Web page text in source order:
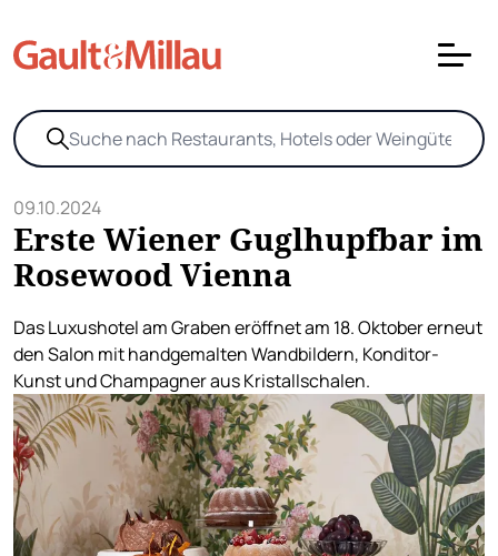
09.10.2024
Erste Wiener Guglhupfbar im
Rosewood Vienna
Das Luxushotel am Graben eröffnet am 18. Oktober erneut
den Salon mit handgemalten Wandbildern, Konditor-
Kunst und Champagner aus Kristallschalen.